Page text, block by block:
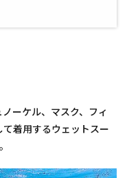
ーケル、マスク、フィ
着用するウェットスー